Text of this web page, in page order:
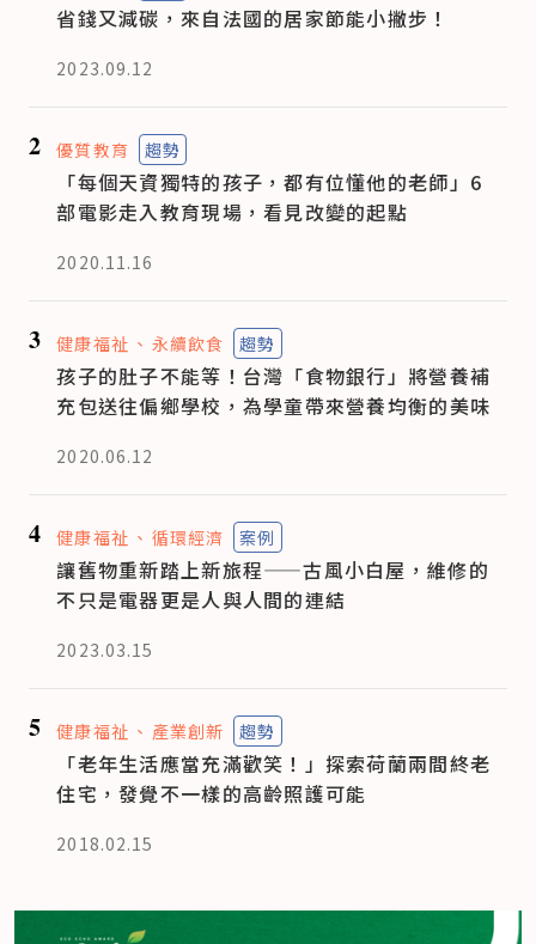
省錢又減碳，來自法國的居家節能小撇步！
2023.09.12
2 優質教育 趨勢
「每個天資獨特的孩子，都有位懂他的老師」6
部電影走入教育現場，看見改變的起點
2020.11.16
3 健康福祉 永續飲食 趨勢
孩子的肚子不能等！台灣「食物銀行」將營養補
充包送往偏鄉學校，為學童帶來營養均衡的美味
2020.06.12
4 健康福祉 循環經濟 案例
讓舊物重新踏上新旅程——古風小白屋，維修的
不只是電器更是人與人間的連結
2023.03.15
5 健康福祉 產業創新 趨勢
「老年生活應當充滿歡笑！」探索荷蘭兩間終老
住宅，發覺不一樣的高齡照護可能
2018.02.15